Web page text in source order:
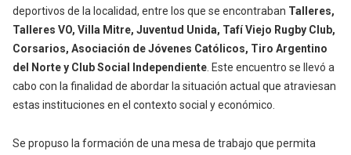
deportivos de la localidad, entre los que se encontraban Talleres,
Talleres VO, Villa Mitre, Juventud Unida, Tafí Viejo Rugby Club,
Corsarios, Asociación de Jóvenes Católicos, Tiro Argentino
del Norte y Club Social Independiente. Este encuentro se llevó a
cabo con la finalidad de abordar la situación actual que atraviesan
estas instituciones en el contexto social y económico.
Se propuso la formación de una mesa de trabajo que permita